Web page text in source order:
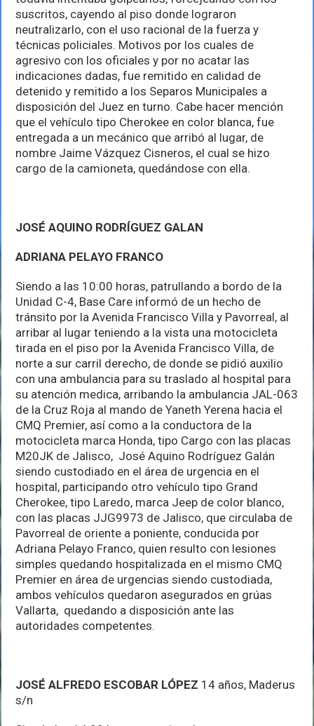
suscritos, cayendo al piso donde lograron
neutralizarlo, con el uso racional de la fuerza y
técnicas policiales. Motivos por los cuales de
agresivo con los oficiales y por no acatar las
indicaciones dadas, fue remitido en calidad de
detenido y remitido a los Separos Municipales a
disposición del Juez en turno. Cabe hacer mención
que el vehículo tipo Cherokee en color blanca, fue
entregada a un mecánico que arribó al lugar, de
nombre Jaime Vázquez Cisneros, el cual se hizo
cargo de la camioneta, quedándose con ella.
JOSÉ AQUINO RODRÍGUEZ GALAN
ADRIANA PELAYO FRANCO
Siendo a las 10:00 horas, patrullando a bordo de la
Unidad C-4, Base Care informó de un hecho de
tránsito por la Avenida Francisco Villa y Pavorreal, al
arribar al lugar teniendo a la vista una motocicleta
tirada en el piso por la Avenida Francisco Villa, de
norte a sur carril derecho, de donde se pidió auxilio
con una ambulancia para su traslado al hospital para
su atención medica, arribando la ambulancia JAL-063
de la Cruz Roja al mando de Yaneth Yerena hacia el
CMQ Premier, así como a la conductora de la
motocicleta marca Honda, tipo Cargo con las placas
M20JK de Jalisco, José Aquino Rodríguez Galán
siendo custodiado en el área de urgencia en el
hospital, participando otro vehículo tipo Grand
Cherokee, tipo Laredo, marca Jeep de color blanco,
con las placas JJG9973 de Jalisco, que circulaba de
Pavorreal de oriente a poniente, conducida por
Adriana Pelayo Franco, quien resulto con lesiones
simples quedando hospitalizada en el mismo CMQ
Premier en área de urgencias siendo custodiada,
ambos vehículos quedaron asegurados en grúas
Vallarta, quedando a disposición ante las
autoridades competentes.
JOSÉ ALFREDO ESCOBAR LÓPEZ 14 años, Maderus
s/n